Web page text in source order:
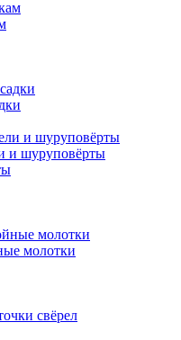
и шуруповёрты
молотки
свёрел